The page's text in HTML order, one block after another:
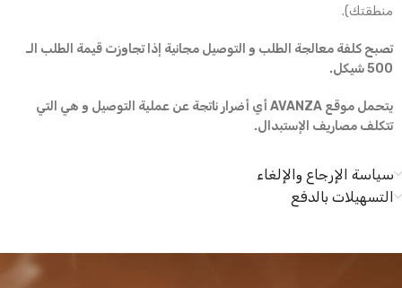
منطقتك).
تصبح كلفة معالجة الطلب و التوصيل مجانية إذا تجاوزت قيمة الطلب الـ
500 شيكل.
يتحمل موقع AVANZA أي أضرار ناتجة عن عملية التوصيل و هي التي
تتكلف مصاريف الإستبدال.
سياسة الإرجاع والإلغاء
التسهيلات بالدفع